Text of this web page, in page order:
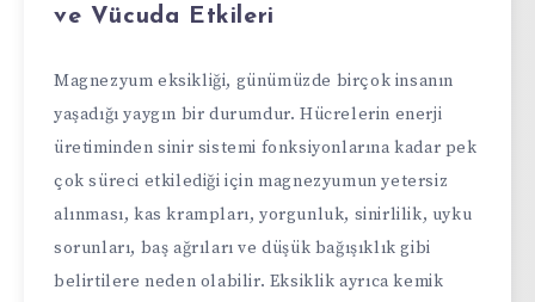
ve Vücuda Etkileri
Magnezyum eksikliği, günümüzde birçok insanın
yaşadığı yaygın bir durumdur. Hücrelerin enerji
üretiminden sinir sistemi fonksiyonlarına kadar pek
çok süreci etkilediği için magnezyumun yetersiz
alınması, kas krampları, yorgunluk, sinirlilik, uyku
sorunları, baş ağrıları ve düşük bağışıklık gibi
belirtilere neden olabilir. Eksiklik ayrıca kemik